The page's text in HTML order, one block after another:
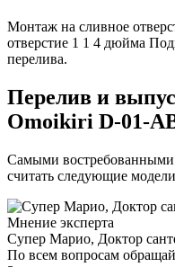
Монтаж на сливное
отверстие 1 1 4 дюйма
перелива.
Перелив и
Omoikiri D-01-
Самыми
считать следующие
Мнение эксперта
Супер Марио, Доктор
По всем вопросам